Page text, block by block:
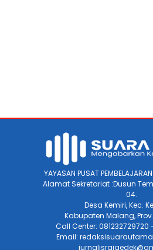
YAYASAN PUSAT
Alamat Sekretariat :Dusun
04.
Desa Kemiri, Kec.
Kabupaten Malang,
Call Center: 081232729720
Email: